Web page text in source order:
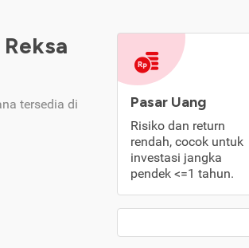
tersedia di
Pasar Uang
Risiko dan return
rendah, cocok untuk
investasi jangka
pendek <=1 tahun.